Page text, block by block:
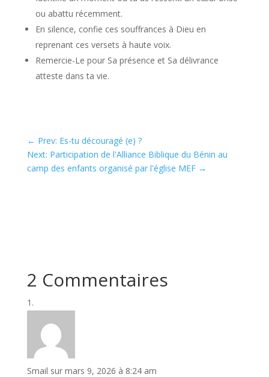
ou abattu récemment.
En silence, confie ces souffrances à Dieu en
reprenant ces versets à haute voix.
Remercie-Le pour Sa présence et Sa délivrance
atteste dans ta vie.
← Prev: Es-tu découragé (e) ?
Next: Participation de l'Alliance Biblique du Bénin au
camp des enfants organisé par l'église MEF→
2 Commentaires
Smail sur mars 9, 2026 à 8:24 am